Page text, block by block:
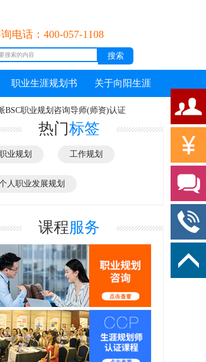
电话：400-057-1108
职业生涯规划书 关于向阳生涯
BSC职业规划咨询导师(师资)认证
热门标签
业规划 工作规划
人职业发展规划
课程服务